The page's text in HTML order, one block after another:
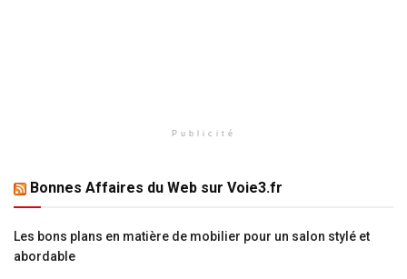
Publicité
Bonnes Affaires du Web sur Voie3.fr
Les bons plans en matière de mobilier pour un salon stylé et
abordable